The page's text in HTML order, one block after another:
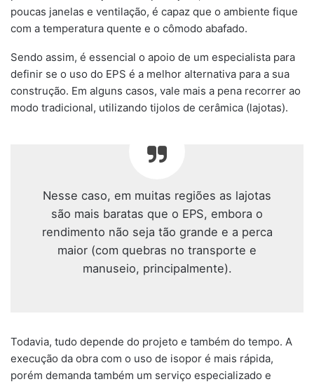
poucas janelas e ventilação, é capaz que o ambiente fique
com a temperatura quente e o cômodo abafado.
Sendo assim, é essencial o apoio de um especialista para
definir se o uso do EPS é a melhor alternativa para a sua
construção. Em alguns casos, vale mais a pena recorrer ao
modo tradicional, utilizando tijolos de cerâmica (lajotas).
Nesse caso, em muitas regiões as lajotas
são mais baratas que o EPS, embora o
rendimento não seja tão grande e a perca
maior (com quebras no transporte e
manuseio, principalmente).
Todavia, tudo depende do projeto e também do tempo. A
execução da obra com o uso de isopor é mais rápida,
porém demanda também um serviço especializado e